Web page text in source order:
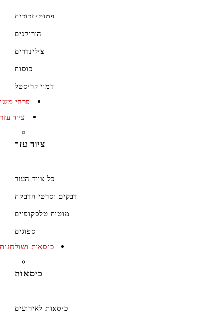
פמוטי זכוכית
הוריקנים
צילינדרים
דמוי קריסטל
פרחי משי
ציוד עזר
ציוד עזר
כל ציוד העזר
דבקים וסרטי הדבקה
מוטות טלסקופיים
ספוגים
כיסאות ושולחנות
כיסאות
כיסאות לאירועים